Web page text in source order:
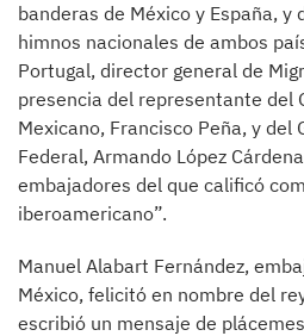
banderas de México y España, y
himnos nacionales de ambos
Portugal, director general de
presencia del representante del
Mexicano, Francisco Peña, y del
Federal, Armando López
embajadores del que calificó
iberoamericano”.
Manuel Alabart Fernández,
México, felicitó en nombre del
escribió un mensaje de